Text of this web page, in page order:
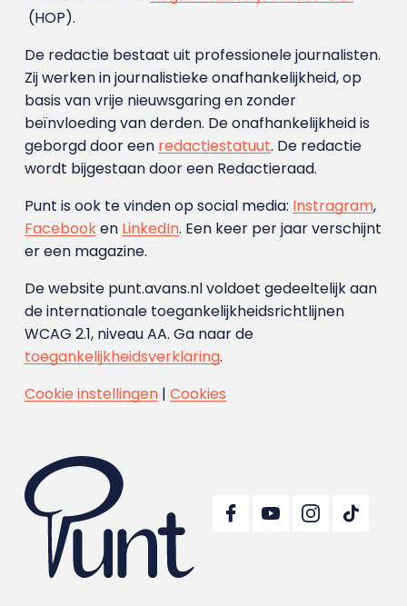
(HOP).
De redactie bestaat uit professionele journalisten.
Zij werken in journalistieke onafhankelijkheid, op
basis van vrije nieuwsgaring en zonder
beïnvloeding van derden. De onafhankelijkheid is
geborgd door een redactiestatuut. De redactie
wordt bijgestaan door een Redactieraad.
Punt is ook te vinden op social media: Instragram,
Facebooken LinkedIn. Een keer per jaar verschijnt
er een magazine.
De website punt.avans.nl voldoet gedeeltelijk aan
de internationale toegankelijkheidsrichtlijnen
WCAG 2.1, niveau AA. Ga naar de
toegankelijkheidsverklaring.
Cookie instellingen| Cookies